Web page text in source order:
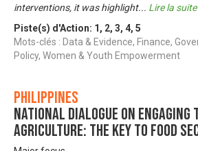
interventions, it was highlight... Lire la suite
Piste(s) d'Action: 1 , 2, 3, 4, 5
Mots-clés : Data & Evidence, Finance,
Policy, Women & Youth Empowerment
Philippines
National Dialogue on Engaging
Agriculture: The Key to Food